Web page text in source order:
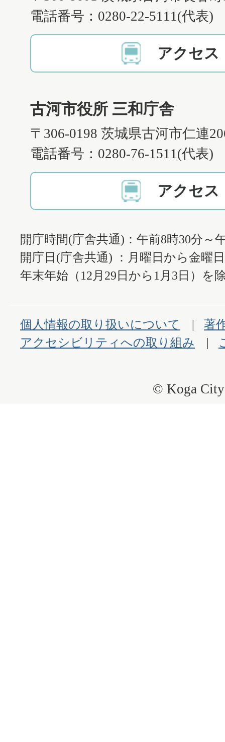
電話番号：0280-22-5111(代表)
アクセス
古河市役所 三和庁舎
〒306-0198 茨城県古河市仁連
電話番号：0280-76-1511(代表)
アクセス
開庁時間(庁舎共通)：午前8時30分～
開庁日(庁舎共通) ：月曜日から金曜
年末年始（12月29日から1月3日）を
個人情報の取り扱いについて
著
アクセシビリティへの取り組み
© Koga City